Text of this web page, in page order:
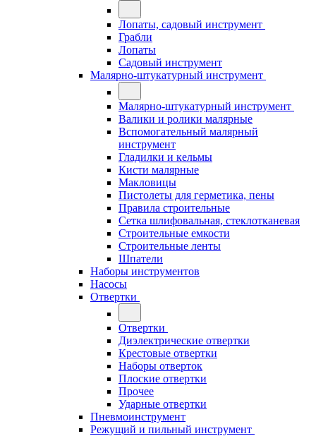
Лопаты, садовый инструмент
Грабли
Лопаты
Садовый инструмент
Малярно-штукатурный инструмент
Малярно-штукатурный инструмент
Валики и ролики малярные
Вспомогательный малярный
инструмент
Гладилки и кельмы
Кисти малярные
Макловицы
Пистолеты для герметика, пены
Правила строительные
Сетка шлифовальная, стеклотканевая
Строительные емкости
Строительные ленты
Шпатели
Наборы инструментов
Насосы
Отвертки
Отвертки
Диэлектрические отвертки
Крестовые отвертки
Наборы отверток
Плоские отвертки
Прочее
Ударные отвертки
Пневмоинструмент
Режущий и пильный инструмент